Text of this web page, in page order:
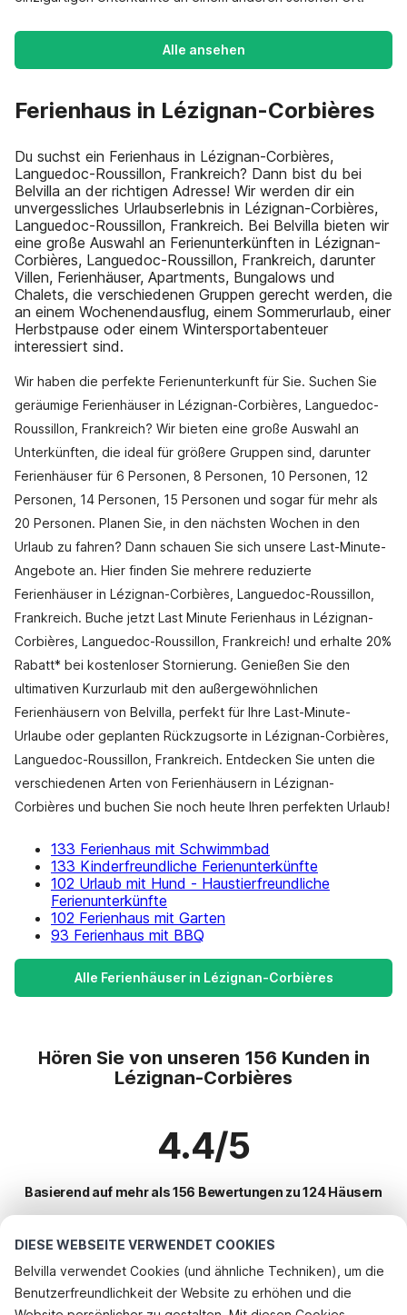
DIESE WEBSEITE VERWENDET COOKIES
Belvilla verwendet Cookies (und ähnliche Techniken), um die
Benutzerfreundlichkeit der Website zu erhöhen und die
Alle ansehen
Ferienhaus in Lézignan-Corbières
Du suchst ein Ferienhaus in Lézignan-Corbières,
Languedoc-Roussillon, Frankreich? Dann bist du bei
Belvilla an der richtigen Adresse! Wir werden dir ein
unvergessliches Urlaubserlebnis in Lézignan-Corbières,
Languedoc-Roussillon, Frankreich. Bei Belvilla bieten wir
eine große Auswahl an Ferienunterkünften in Lézignan-
Corbières, Languedoc-Roussillon, Frankreich, darunter
Villen, Ferienhäuser, Apartments, Bungalows und
Chalets, die verschiedenen Gruppen gerecht werden, die
an einem Wochenendausflug, einem Sommerurlaub, einer
Herbstpause oder einem Wintersportabenteuer
interessiert sind.
Wir haben die perfekte Ferienunterkunft für Sie. Suchen Sie
geräumige Ferienhäuser in Lézignan-Corbières, Languedoc-
Roussillon, Frankreich? Wir bieten eine große Auswahl an
Unterkünften, die ideal für größere Gruppen sind, darunter
Ferienhäuser für 6 Personen, 8 Personen, 10 Personen, 12
Personen, 14 Personen, 15 Personen und sogar für mehr als
20 Personen. Planen Sie, in den nächsten Wochen in den
Urlaub zu fahren? Dann schauen Sie sich unsere Last-Minute-
Angebote an. Hier finden Sie mehrere reduzierte
Ferienhäuser in Lézignan-Corbières, Languedoc-Roussillon,
Frankreich. Buche jetzt Last Minute Ferienhaus in Lézignan-
Corbières, Languedoc-Roussillon, Frankreich! und erhalte 20%
Rabatt* bei kostenloser Stornierung. Genießen Sie den
ultimativen Kurzurlaub mit den außergewöhnlichen
Ferienhäusern von Belvilla, perfekt für Ihre Last-Minute-
Urlaube oder geplanten Rückzugsorte in Lézignan-Corbières,
Languedoc-Roussillon, Frankreich. Entdecken Sie unten die
verschiedenen Arten von Ferienhäusern in Lézignan-
Corbières und buchen Sie noch heute Ihren perfekten Urlaub!
133 Ferienhaus mit Schwimmbad
133 Kinderfreundliche Ferienunterkünfte
102 Urlaub mit Hund - Haustierfreundliche
Ferienunterkünfte
102 Ferienhaus mit Garten
93 Ferienhaus mit BBQ
Alle Ferienhäuser in Lézignan-Corbières
Hören Sie von unseren 156 Kunden in
Lézignan-Corbières
4.4/5
Basierend auf mehr als 156 Bewertungen zu 124 Häusern
Beliebteste Reiseziele für Urlaub
Top-Städte mit Top-Annehmlichkeiten für den Urlaub
Telefonisch buchen